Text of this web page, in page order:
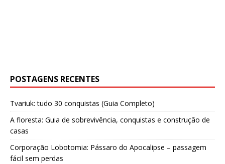
POSTAGENS RECENTES
Tvariuk: tudo 30 conquistas (Guia Completo)
A floresta: Guia de sobrevivência, conquistas e construção de
casas
Corporação Lobotomia: Pássaro do Apocalipse – passagem
fácil sem perdas